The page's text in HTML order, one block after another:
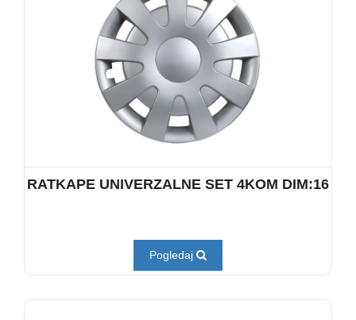
RATKAPE UNIVERZALNE SET 4KOM DIM:16
Pogledaj